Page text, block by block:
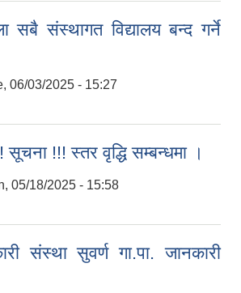
सबै संस्थागत विद्यालय बन्द गर्ने
06/03/2025 - 15:27
!!! स्तर वृद्धि सम्बन्धमा ।
05/18/2025 - 15:58
संस्था सुवर्ण गा.पा. जानकारी